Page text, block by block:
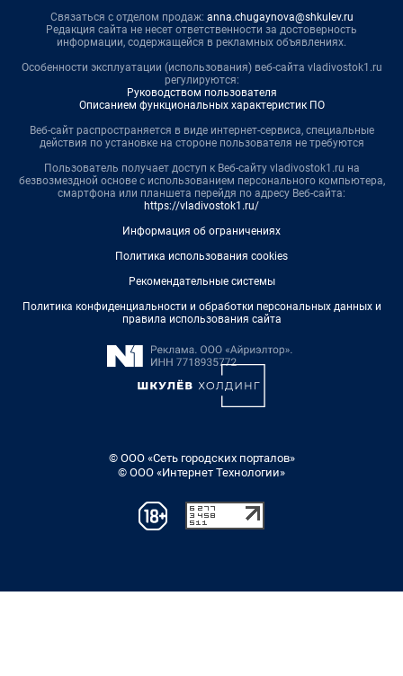
Связаться с отделом продаж: anna.chugaynova@shkulev.ru
Редакция сайта не несет ответственности за достоверность
информации, содержащейся в рекламных объявлениях.
Особенности эксплуатации (использования) веб-сайта vladivostok1.ru
регулируются:
Руководством пользователя
Описанием функциональных характеристик ПО
Веб-сайт распространяется в виде интернет-сервиса, специальные
действия по установке на стороне пользователя не требуются
Пользователь получает доступ к Веб-сайту vladivostok1.ru на
безвозмездной основе с использованием персонального компьютера,
смартфона или планшета перейдя по адресу Веб-сайта:
https://vladivostok1.ru/
Информация об ограничениях
Политика использования cookies
Рекомендательные системы
Политика конфиденциальности и обработки персональных данных и
правила использования сайта
© ООО «Сеть городских порталов»
© ООО «Интернет Технологии»